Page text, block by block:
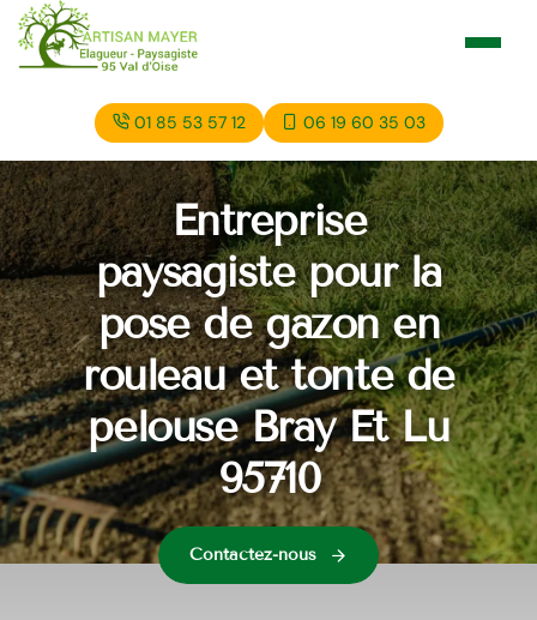
01 85 53 57 12 06 19 60 35 03
Entreprise
paysagiste pour la
pose de gazon en
rouleau et tonte de
pelouse Bray Et Lu
95710
Contactez-nous